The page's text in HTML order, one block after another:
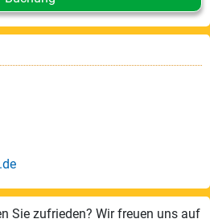
Sie zufrieden? Wir freuen uns auf